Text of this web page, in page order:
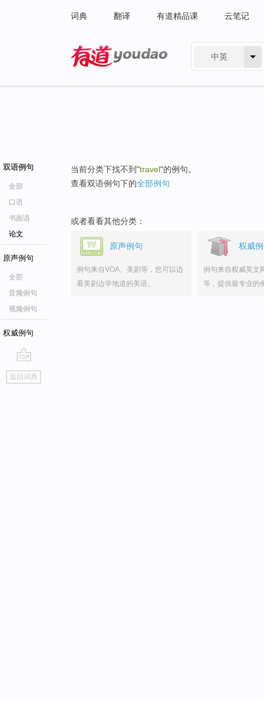
词典 翻译 有道精品课 云笔记
中英
双语例句
全部
口语
书面语
论文
原声例句
全部
音频例句
视频例句
权威例句
go
top
返回词典
当前分类下找不到"travel"的例句。
查看双语例句下的全部例句
或者看看其他分类：
原声例句
例句来自VOA、美剧等，您可以边
看美剧边学地道的美语。
权威
例句来自权威英文
等，提供最专业的